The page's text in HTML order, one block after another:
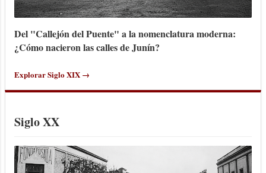
Del "Callejón del Puente" a la nomenclatura moderna:
¿Cómo nacieron las calles de Junín?
Explorar Siglo XIX →
Siglo XX